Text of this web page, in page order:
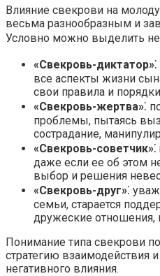
Влияние свекрови на
весьма разнообразным и
Условно можно выделить
«Свекровь-диктатор»
все аспекты жизни
свои правила и
«Свекровь-жертва»⁚
проблемы, пытаясь
сострадание,
«Свекровь-советчик»
даже если ее об этом
выбор и решения
«Свекровь-друг»⁚
семьи, старается
дружеские
Понимание типа свекрови
стратегию взаимодействия
негативного влияния.​